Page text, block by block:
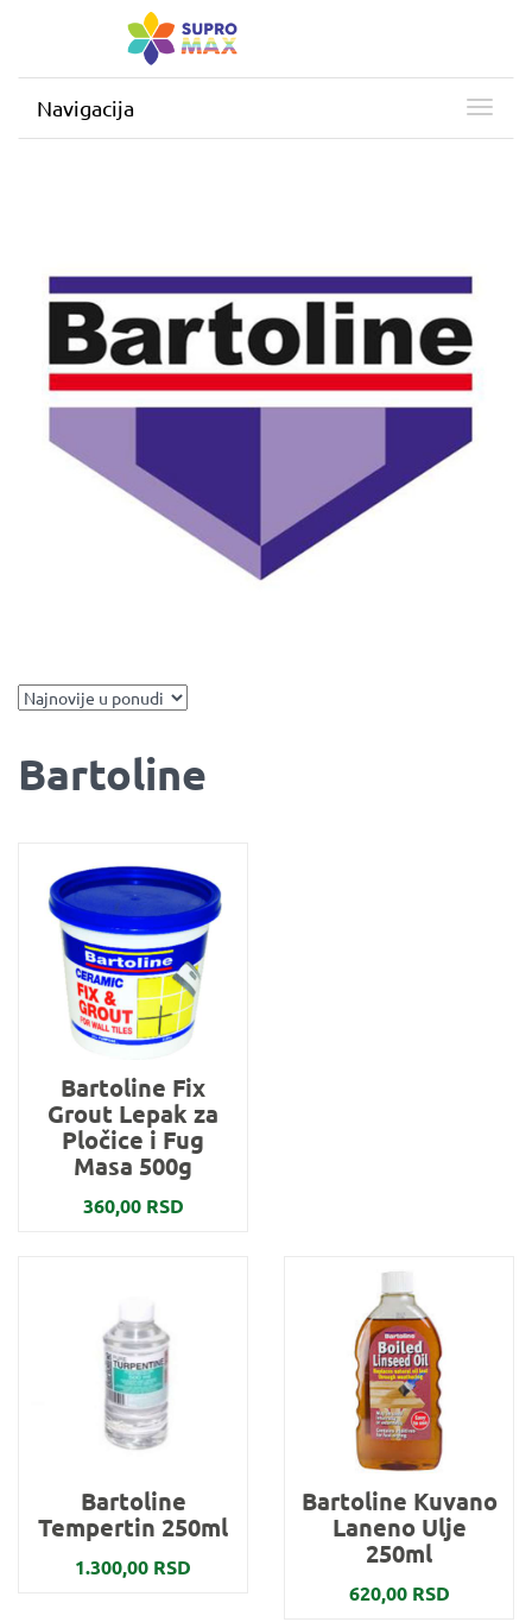
Navigacija
Bartoline
Bartoline Fix
Grout Lepak za
Pločice i Fug
Masa 500g
360,00 RSD
Bartoline
Tempertin 250ml
1.300,00 RSD
Bartoline Kuvano
Laneno Ulje
250ml
620,00 RSD